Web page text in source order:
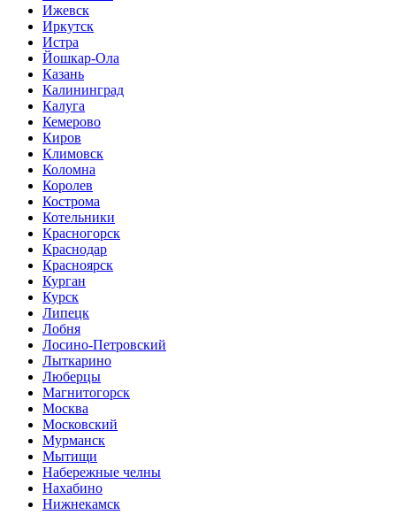
Ижевск
Иркутск
Истра
Йошкар-Ола
Казань
Калининград
Калуга
Кемерово
Киров
Климовск
Коломна
Королев
Кострома
Котельники
Красногорск
Краснодар
Красноярск
Курган
Курск
Липецк
Лобня
Лосино-Петровский
Лыткарино
Люберцы
Магнитогорск
Москва
Московский
Мурманск
Мытищи
Набережные челны
Нахабино
Нижнекамск